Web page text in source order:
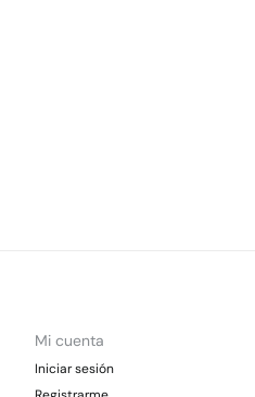
Mi cuenta
Iniciar sesión